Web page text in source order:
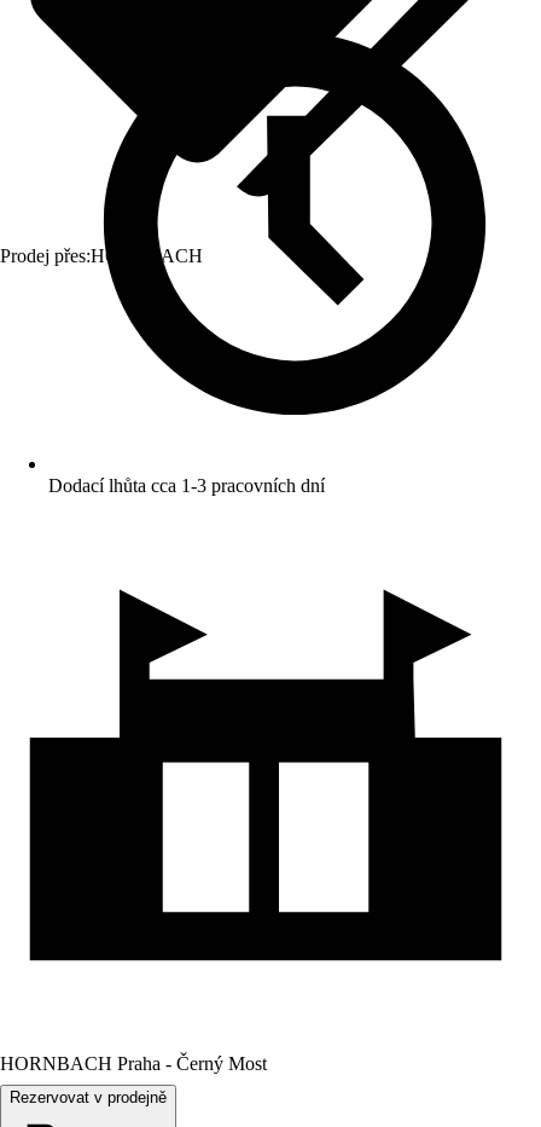
Prodej přes:HORNBACH
Dodací lhůta cca 1-3 pracovních dní
HORNBACH Praha - Černý Most
Rezervovat v prodejně